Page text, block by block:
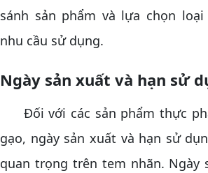
sánh sản phẩm và lựa chọn
nhu cầu sử dụng.
Ngày sản xuất và hạn sử
Đối với các sản phẩm thực
gạo, ngày sản xuất và hạn sử
quan trọng trên tem nhãn. Ngày